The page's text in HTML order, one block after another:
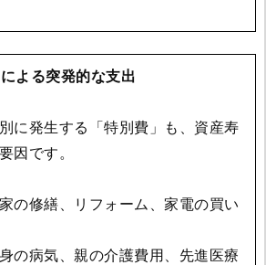
よる突発的な支出
に発生する「特別費」も、資産寿
因です。
の修繕、リフォーム、家電の買い
の病気、親の介護費用、先進医療